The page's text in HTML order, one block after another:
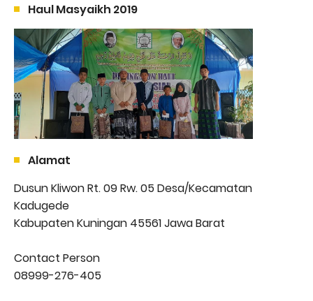
Haul Masyaikh 2019
Alamat
Dusun Kliwon Rt. 09 Rw. 05 Desa/Kecamatan
Kadugede
Kabupaten Kuningan 45561 Jawa Barat
Contact Person
08999-276-405